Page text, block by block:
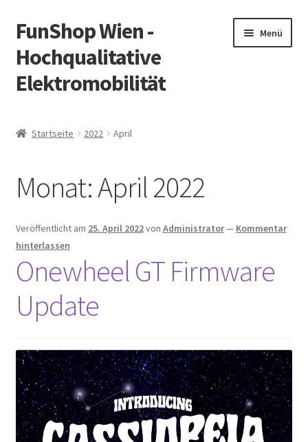
Zur
Navigation
springen
Zum
Inhalt
springen
FunShop Wien -
Hochqualitative
Elektromobilität
Menü
Vorsicht Internetbetrug
Über FunShop
öffnen
Impressum
Zum Onlineshop in der Web Version
Startseite 2022 April
Monat:April 2022
Veröffentlicht am 25. April 2022von Administrator— Kommentar
hinterlassen
Onewheel GT Firmware
Update